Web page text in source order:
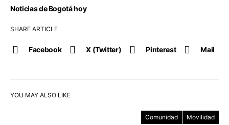
Noticias de Bogotá hoy
SHARE ARTICLE
Facebook X (Twitter) Pinterest Mail
YOU MAY ALSO LIKE
Comunidad Movilidad